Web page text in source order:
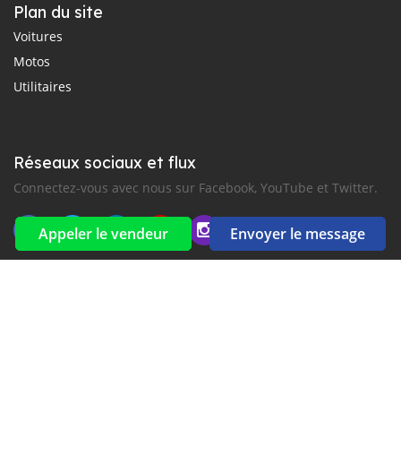
Appeler le vendeur Envoyer le message
Plan du site
Voitures
Motos
Utilitaires
Réseaux sociaux et flux
Connectez-vous avec nous sur Facebook, YouTube et Twitter.